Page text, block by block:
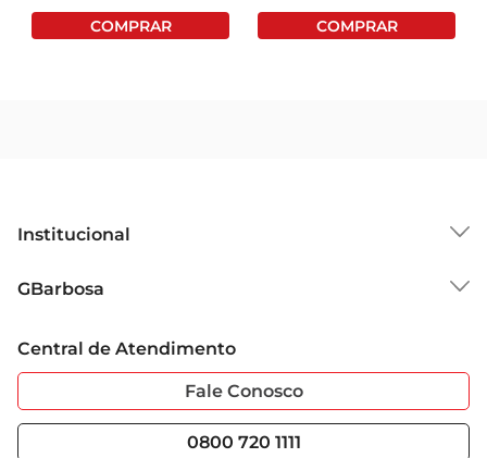
Institucional
Grupo Cencosud
Sobre Privacidade
Portal do Fornecedo
Nossas Lojas
GBarbosa
Garantia Estendida
Serviços
Central de Atendimento
Fale Conosco
0800 720 1111